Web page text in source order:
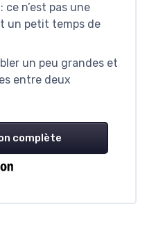
n’est pas une
un petit temps de
un peu grandes et
entre deux
complète